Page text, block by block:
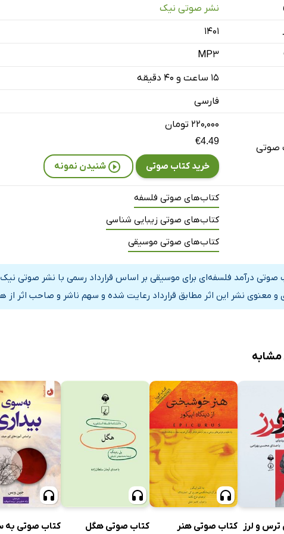
- قسمت دو
در موسیقی
- قسمت دو
موسیقی - قسمت سه
هم از تاریخ
- قسمت دو
به‌شده
- قسمت دو
- قسمت سه
در جان آدمی
نشر صوتی نیک
۱۴۰۱
MP3
۱۵ ساعت و ۴۰ دقیقه
فارسی
صوتی
۲۲۰,۰۰۰ تومان
€4.49
خرید کتاب صوتی شنیدن نمونه
کتاب‌های صوتی فلسفه
کتاب‌های صوتی زیبایی شناسی
کتاب‌های صوتی موسیقی
صوتی درآمد فلسفه‌ای برای موسیقی بر اساس قرارداد رسمی با نشر صوتی
و معنوی نشر این اثر مطابق قرارداد رعایت شده و سهم ناشر و صاحب اثر
و لرز کتاب صوتی هنر کتاب صوتی هگل کتاب صوتی به